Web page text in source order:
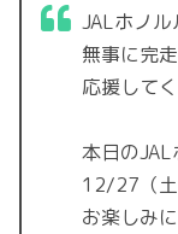
JALホノ
無事に完
応援して
本日の
12/27（土
お楽しみ